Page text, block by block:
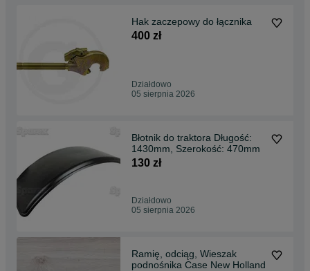
Hak zaczepowy do łącznika
400 zł
Działdowo
05 sierpnia 2026
Błotnik do traktora Długość:
1430mm, Szerokość: 470mm
130 zł
Działdowo
05 sierpnia 2026
Ramię, odciąg, Wieszak
podnośnika Case New Holland